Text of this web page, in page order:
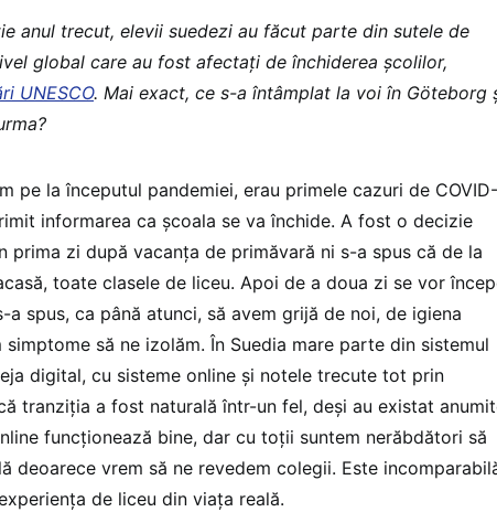
anul trecut, elevii suedezi au făcut parte din sutele de
global care au fost afectați de închiderea școlilor,
UNESCO. Mai exact, ce s-a întâmplat la voi în Göteborg
pe la începutul pandemiei, erau primele cazuri de COVID-
informarea ca școala se va închide. A fost o decizie
prima zi după vacanța de primăvară ni s-a spus că de la
toate clasele de liceu. Apoi de a doua zi se vor
a spus, ca până atunci, să avem grijă de noi, de igiena
să ne izolăm. În Suedia mare parte din sistemul
digital, cu sisteme online și notele trecute tot prin
tranziția a fost naturală într-un fel, deși au existat
funcționează bine, dar cu toții suntem nerăbdători să
deoarece vrem să ne revedem colegii. Este
de liceu din viața reală.